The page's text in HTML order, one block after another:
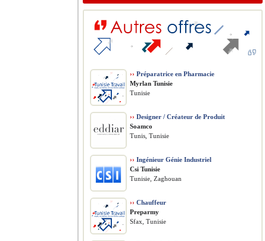
›› Préparatrice en Pharmacie
Myrlan Tunisie
Tunisie
›› Designer / Créateur de Produit
Soamco
Tunis, Tunisie
›› Ingénieur Génie Industriel
Csi Tunisie
Tunisie, Zaghouan
›› Chauffeur
Preparmy
Sfax, Tunisie